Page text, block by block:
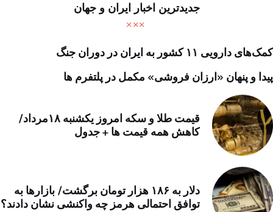
جدیدترین اخبار ایران و جهان
کمک‌های دارویی ۱۱ کشور به ایران در دوران جنگ
پیدا و پنهان «ارزان فروشی» مکمل در پلتفرم ها
قیمت طلا و سکه امروز یکشنبه ۱۸مرداد/
کاهش همه قیمت ها + جدول
دلار به ۱۸۶ هزار تومان برگشت/ بازارها به
توافق احتمالی هرمز چه واکنشی نشان دادند؟